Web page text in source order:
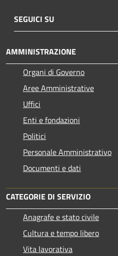
SEGUICI SU
AMMINISTRAZIONE
Organi di Governo
Aree Amministrative
Uffici
Enti e fondazioni
Politici
Personale Amministrativo
Documenti e dati
CATEGORIE DI SERVIZIO
Anagrafe e stato civile
Cultura e tempo libero
Vita lavorativa